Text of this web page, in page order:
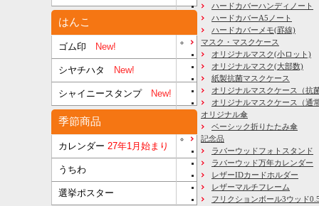
はんこ
ゴム印 New!
シヤチハタ New!
シャイニースタンプNew!
季節商品
カレンダー 27年1月始まり
うちわ
選挙ポスター
ハードカバーハンディノート
ハードカバーA5ノート
ハードカバーメモ(罫線)
マスク・マスクケース
オリジナルマスク(小ロット)
オリジナルマスク(大部数)
紙製抗菌マスクケース
オリジナルマスクケース（抗
オリジナルマスクケース（通
オリジナル傘
ベーシック折りたたみ傘
記念品
ラバーウッドフォトスタンド
ラバーウッド万年カレンダー
レザーIDカードホルダー
レザーマルチフレーム
フリクションボール3ウッド